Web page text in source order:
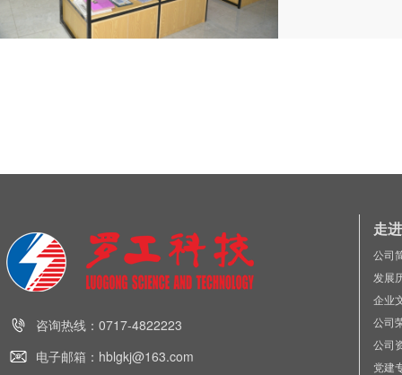
咨询热线：0717-4822223
电子邮箱：hblgkj@163.com
走
公司
发展
企业
公司
公司
党建